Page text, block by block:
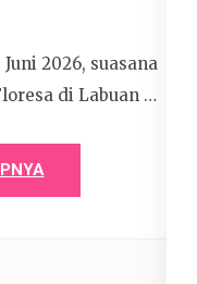
2026, suasana
di Labuan …